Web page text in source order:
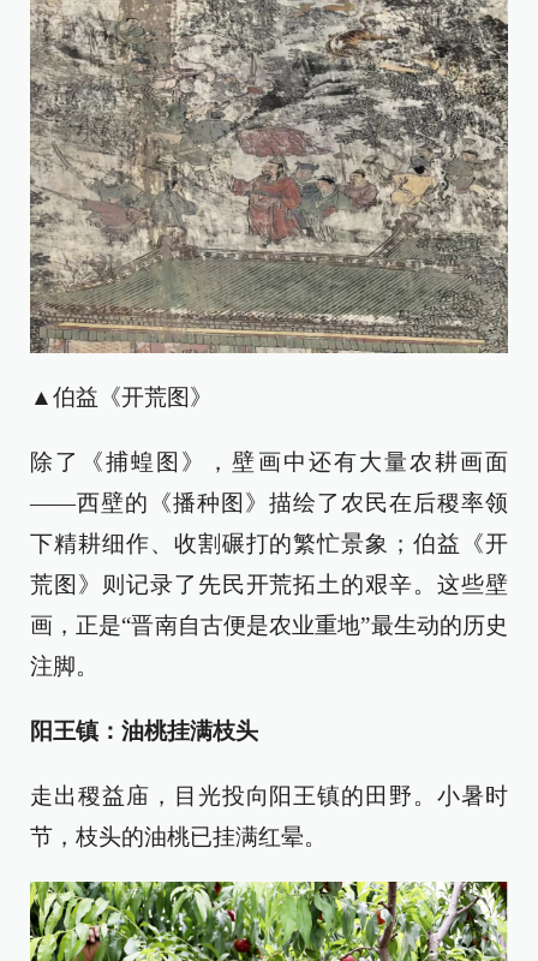
▲伯益《开荒图》
除了《捕蝗图》，壁画中还有大量农耕画面
——西壁的《播种图》描绘了农民在后稷率领
下精耕细作、收割碾打的繁忙景象；伯益《开
荒图》则记录了先民开荒拓土的艰辛。这些壁
画，正是“晋南自古便是农业重地”最生动的历史
注脚。
阳王镇：油桃挂满枝头
走出稷益庙，目光投向阳王镇的田野。小暑时
节，枝头的油桃已挂满红晕。